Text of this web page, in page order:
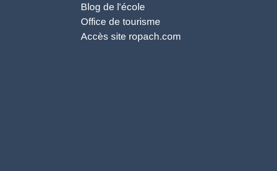
Blog de l'école
Office de tourisme
Accès site ropach.com